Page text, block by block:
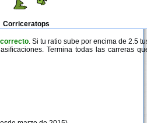
Corriceratops
. Si tu ratio sube por encima de 2.5
Termina todas las carreras